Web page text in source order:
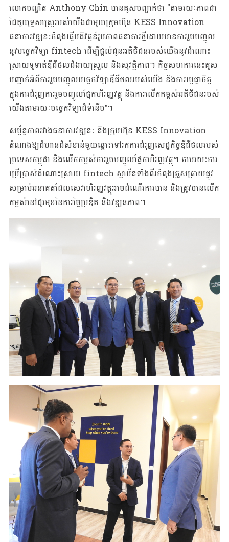
លោកបណ្ឌិត Anthony Chin បានគូសបញ្ជាក់ថា "តាមរយៈភាពជា
ដៃគូយុទ្ធសាស្រ្តរបស់យើងជាមួយក្រុមហ៊ុន KESS Innovation
ធនាគារវឌ្ឍនៈកំពុងធ្វើបដិវត្តន៍រូបភាពធនាគារថ្មីដោយមានការរួមបញ្ចូល
នូវបច្ចេកវិទ្យា fintech ដើម្បីផ្តល់ជូនអតិថិជនរបស់យើងនូវដំណោះ
ស្រាយទូទាត់ឌីជីថលដ៏ងាយស្រួល និងសុវត្ថិភាព។ កិច្ចសហការនេះគូស
បញ្ជាក់អំពីការរួមបញ្ចូលបច្ចេកវិទ្យាឌីជីថលរបស់យើង និងការប្តេជ្ញាចិត្ត
ក្នុងការជំរុញការរួមបញ្ចូលផ្នែកហិរញ្ញវត្ថុ និងការលើកកម្ពស់អតិថិជនរបស់
យើងតាមរយៈបច្ចេកវិទ្យាដ៏ទំនើប”។
សម្ព័ន្ធភាពរវាងធនាគារវឌ្ឍនៈ និងក្រុមហ៊ុន KESS Innovation
តំណាងឱ្យជំហានដ៏សំខាន់មួយឆ្ពោះទៅរកការជំរុញសេដ្ឋកិច្ចឌីជីថលរបស់
ប្រទេសកម្ពុជា និងលើកកម្ពស់ការរួមបញ្ចូលផ្នែកហិរញ្ញវត្ថុ។ តាមរយៈការ
ប្រើប្រាស់ដំណោះស្រាយ fintech ស្ថាប័នទាំងពីរកំពុងត្រួសត្រាយផ្លូវ
សម្រាប់អនាគតដែលសេវាហិរញ្ញវត្ថុអាចដំណើរការបាន និងត្រូវបានលើក
កម្ពស់នៅជួរមុខនៃការច្នៃប្រឌិត និងវឌ្ឍនភាព។